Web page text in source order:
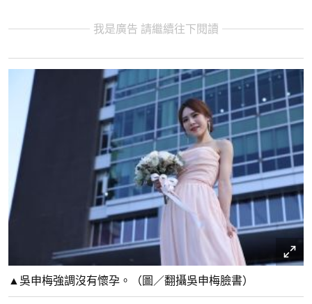
我是廣告 請繼續往下閱讀
▲吳申梅強調沒有懷孕。（圖／翻攝吳申梅臉書）